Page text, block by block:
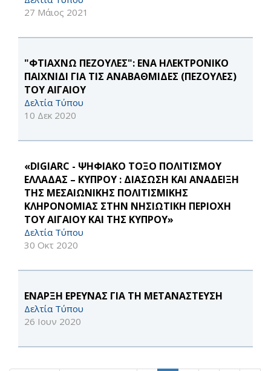
27 Μάιος 2021
"ΦΤΙΑΧΝΩ ΠΕΖΟΥΛΕΣ": ΕΝΑ ΗΛΕΚΤΡΟΝΙΚΟ
ΠΑΙΧΝΙΔΙ ΓΙΑ ΤΙΣ ΑΝΑΒΑΘΜΙΔΕΣ (ΠΕΖΟΥΛΕΣ)
ΤΟΥ ΑΙΓΑΙΟΥ
Δελτία Τύπου
10 Δεκ 2020
«DIGIARC - ΨΗΦΙΑΚΟ ΤΟΞΟ ΠΟΛΙΤΙΣΜΟΥ
ΕΛΛΑΔΑΣ – ΚΥΠΡΟΥ : ΔΙΑΣΩΣΗ ΚΑΙ ΑΝΑΔΕΙΞΗ
ΤΗΣ ΜΕΣΑΙΩΝΙΚΗΣ ΠΟΛΙΤΙΣΜΙΚΗΣ
ΚΛΗΡΟΝΟΜΙΑΣ ΣΤΗΝ ΝΗΣΙΩΤΙΚΗ ΠΕΡΙΟΧΗ
ΤΟΥ ΑΙΓΑΙΟΥ ΚΑΙ ΤΗΣ ΚΥΠΡΟΥ»
Δελτία Τύπου
30 Οκτ 2020
ΕΝΑΡΞΗ ΕΡΕΥΝΑΣ ΓΙΑ ΤΗ ΜΕΤΑΝΑΣΤΕΥΣΗ
Δελτία Τύπου
26 Ιουν 2020